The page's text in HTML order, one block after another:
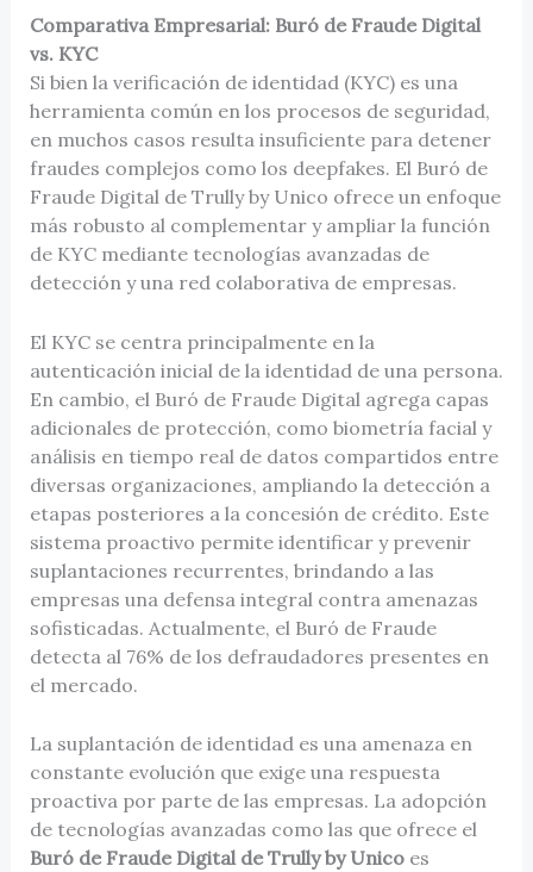
Comparativa Empresarial: Buró de Fraude Digital
vs. KYC
Si bien la verificación de identidad (KYC) es una
herramienta común en los procesos de seguridad,
en muchos casos resulta insuficiente para detener
fraudes complejos como los deepfakes. El Buró de
Fraude Digital de Trully by Unico ofrece un enfoque
más robusto al complementar y ampliar la función
de KYC mediante tecnologías avanzadas de
detección y una red colaborativa de empresas.
El KYC se centra principalmente en la
autenticación inicial de la identidad de una persona.
En cambio, el Buró de Fraude Digital agrega capas
adicionales de protección, como biometría facial y
análisis en tiempo real de datos compartidos entre
diversas organizaciones, ampliando la detección a
etapas posteriores a la concesión de crédito. Este
sistema proactivo permite identificar y prevenir
suplantaciones recurrentes, brindando a las
empresas una defensa integral contra amenazas
sofisticadas. Actualmente, el Buró de Fraude
detecta al 76% de los defraudadores presentes en
el mercado.
La suplantación de identidad es una amenaza en
constante evolución que exige una respuesta
proactiva por parte de las empresas. La adopción
de tecnologías avanzadas como las que ofrece el
Buró de Fraude Digital de Trully by Unicoes